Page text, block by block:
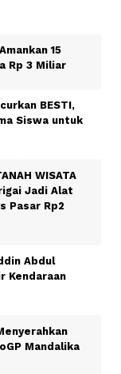
15
Rp 3 Miliar
BESTI,
Siswa untuk
WISATA
Jadi Alat
Pasar Rp2
Abdul
Kendaraan
Mandalika